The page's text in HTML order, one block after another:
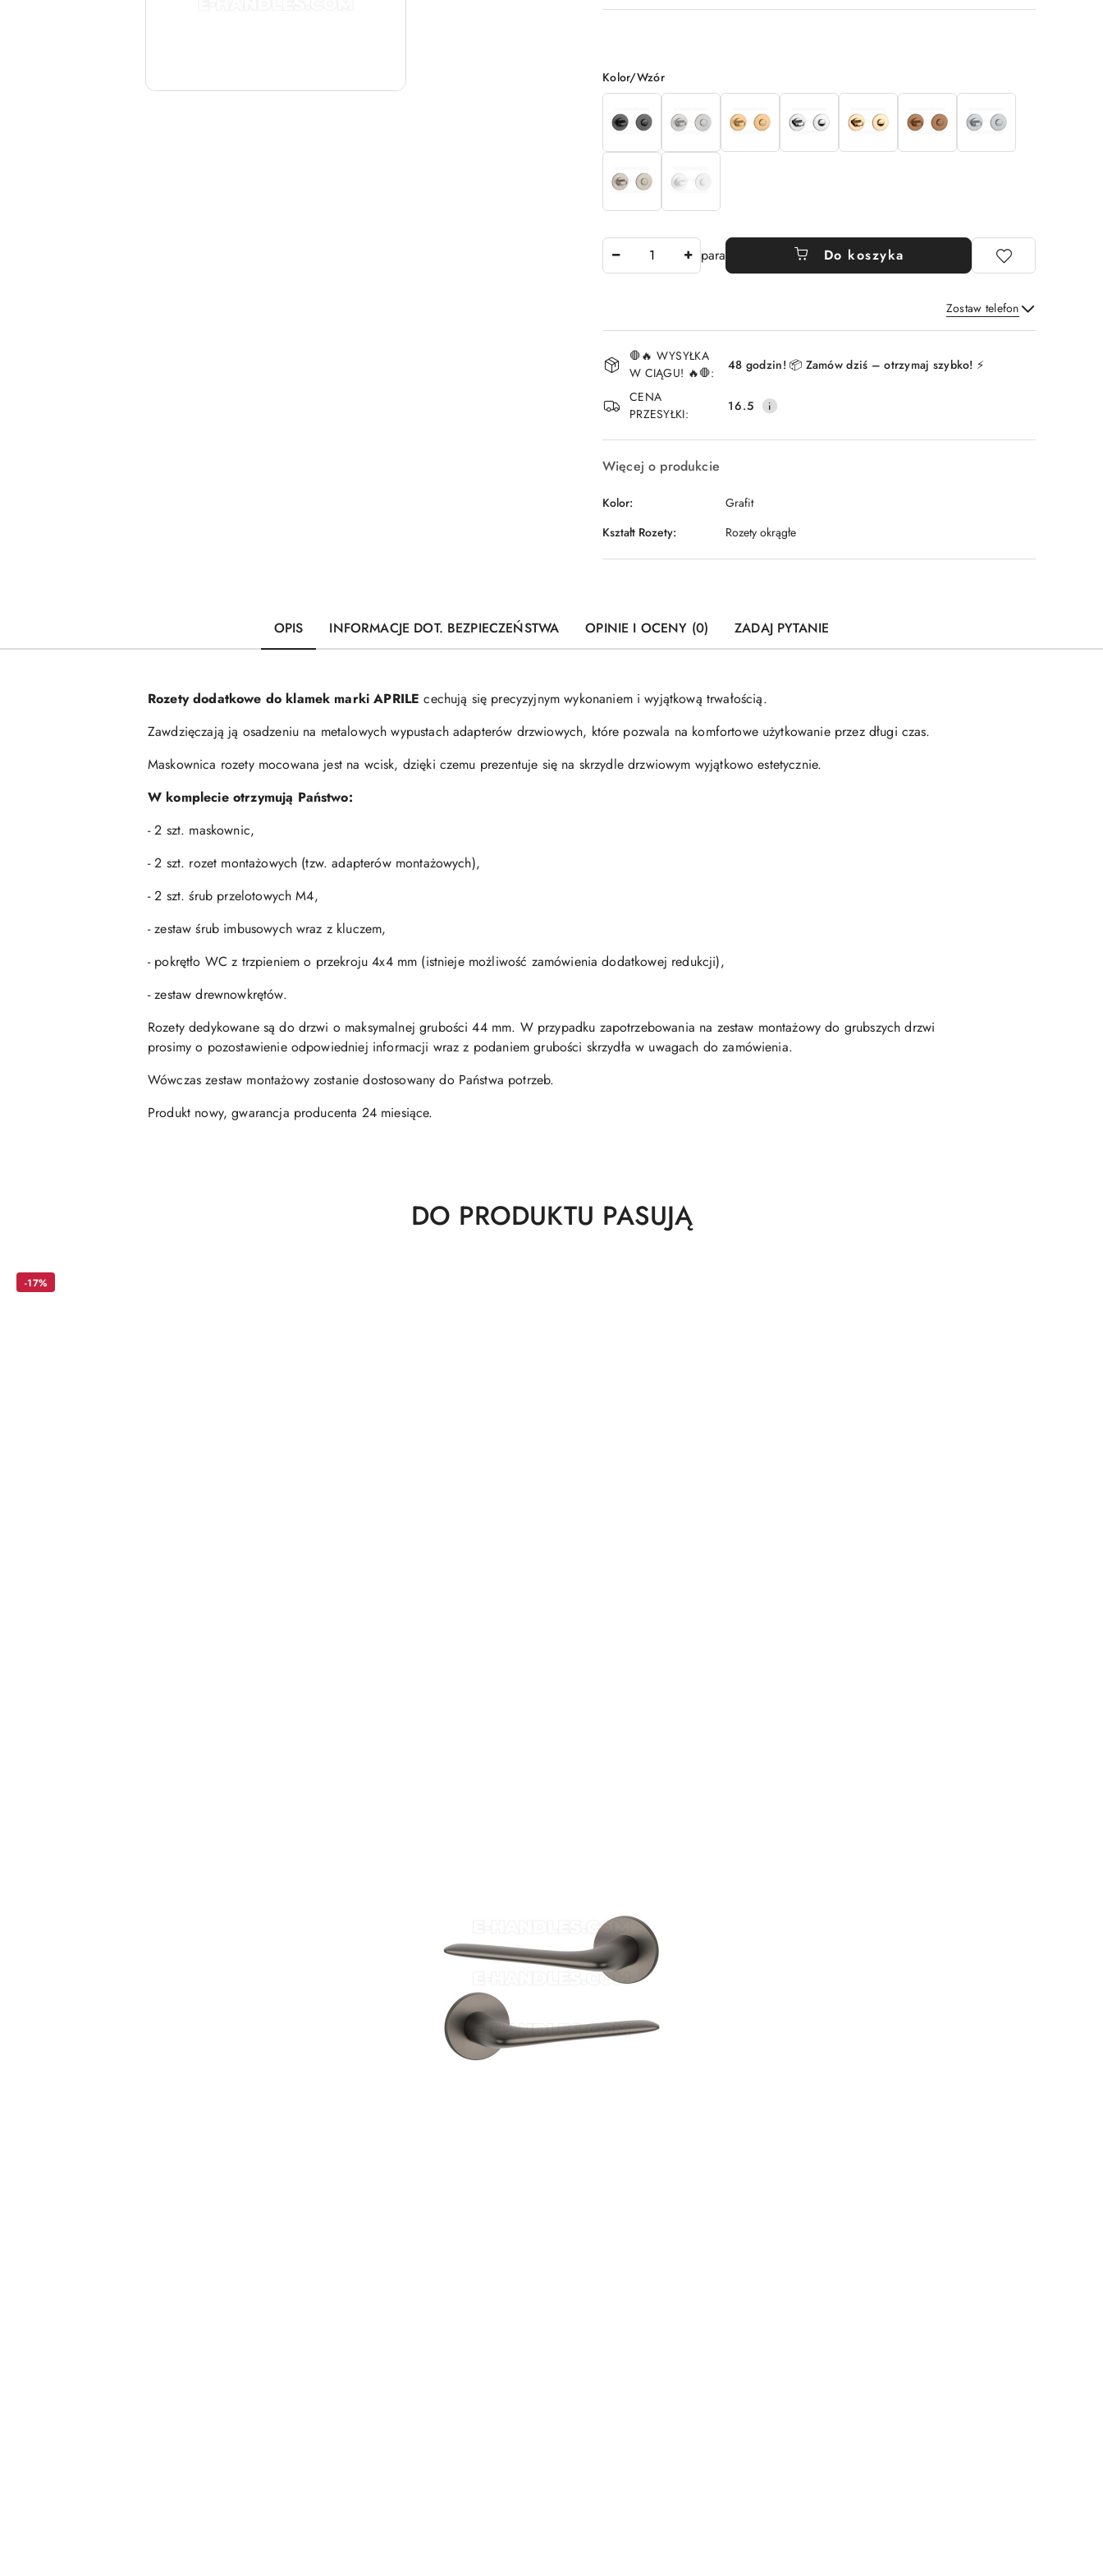
Wariant
Kolor/Wzór
para Do koszyka
Zostaw telefon
Wyślij
Dostępność
i
dostawa
🛑🔥 WYSYŁKA
W CIĄGU! 🔥🛑:
48 godzin! 📦 Zamów dziś – otrzymaj szybko! ⚡
CENA
PRZESYŁKI:
16.5
Więcej o produkcie
Kolor:
Grafit
Kształt Rozety:
Rozety okrągłe
OPIS INFORMACJE DOT. BEZPIECZEŃSTWA OPINIE I OCENY (0) ZADAJ PYTANIE
Rozety dodatkowe do klamek marki APRILE cechują się precyzyjnym wykonaniem i wyjątkową trwałością.
Zawdzięczają ją osadzeniu na metalowych wypustach adapterów drzwiowych, które pozwala na komfortowe użytkowanie przez długi czas.
Maskownica rozety mocowana jest na wcisk, dzięki czemu prezentuje się na skrzydle drzwiowym wyjątkowo estetycznie.
W komplecie otrzymują Państwo:
- 2 szt. maskownic,
- 2 szt. rozet montażowych (tzw. adapterów montażowych),
- 2 szt. śrub przelotowych M4,
- zestaw śrub imbusowych wraz z kluczem,
- pokrętło WC z trzpieniem o przekroju 4x4 mm (istnieje możliwość zamówienia dodatkowej redukcji),
- zestaw drewnowkrętów.
Rozety dedykowane są do drzwi o maksymalnej grubości 44 mm. W przypadku zapotrzebowania na zestaw montażowy do grubszych drzwi
prosimy o pozostawienie odpowiedniej informacji wraz z podaniem grubości skrzydła w uwagach do zamówienia.
Wówczas zestaw montażowy zostanie dostosowany do Państwa potrzeb.
Produkt nowy, gwarancja producenta 24 miesiące.
Produkty
DO PRODUKTU PASUJĄ
-17%